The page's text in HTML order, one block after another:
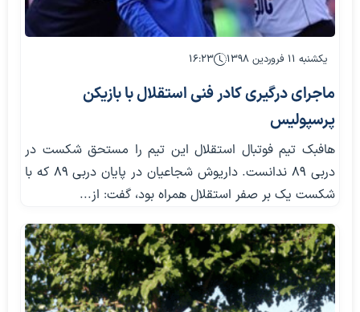
یکشنبه ۱۱ فروردین ۱۳۹۸ ۱۶:۲۳
ماجرای درگیری کادر فنی استقلال با بازیکن
پرسپولیس
هافبک تیم فوتبال استقلال این تیم را مستحق شکست در
دربی ۸۹ ندانست. داریوش شجاعیان در پایان دربی 89 که با
شکست یک بر صفر استقلال همراه بود، گفت: از...